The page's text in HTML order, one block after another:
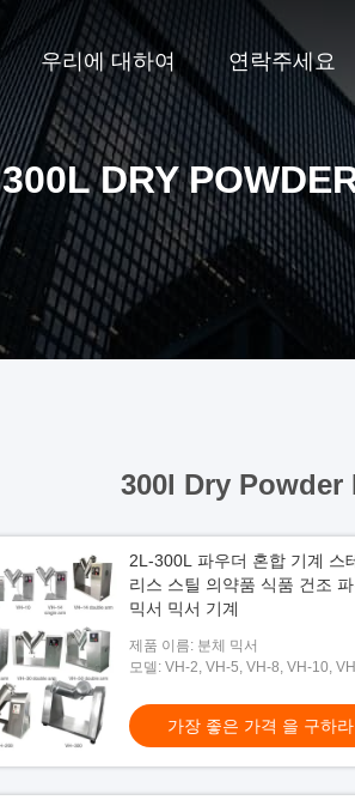
우리에 대하여 연락주세요
300L DRY
300l Dry Powder
2L-300L 파우더 혼합 기계 스
리스 스틸 의약품 식품 건조
믹서 믹서 기계
제품 이름: 분체 믹서
모델: VH-2, VH-5, VH-8, VH-10,
가장 좋은 가격 을 구하라